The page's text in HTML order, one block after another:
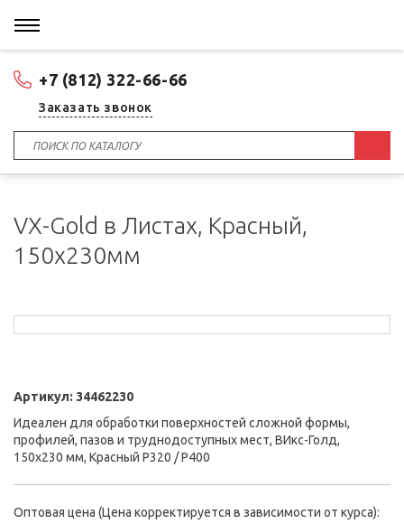
+7 (812) 322-66-66
Заказать звонок
VX-Gold в Листах, Красный,
150x230мм
Артикул: 34462230
Идеален для обработки поверхностей сложной формы,
профилей, пазов и труднодоступных мест, ВИкс-Голд,
150x230 мм, Красный Р320 / P400
Оптовая цена (Цена корректируется в зависимости от курса):